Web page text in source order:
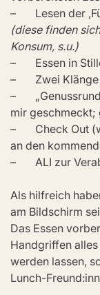
–       Lesen
(diese finden
Konsum, s.u.)
–       Essen in
–       Zwei
–
mir geschmeckt;
–       Check
an den
–       ALI zur
Als hilfreich
am Bildschirm
Das Essen
Handgriffen
werden lassen,
Lunch-